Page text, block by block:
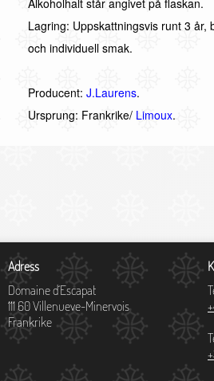
Alkoholhalt står angivet på flaskan.
Lagring: Uppskattningsvis runt 3
och individuell smak.
Producent: J.Laurens.
Ursprung: Frankrike/ Limoux.
Adress
Domaine d´Escapat
111 60 Villenueve-Minervois
Frankrike